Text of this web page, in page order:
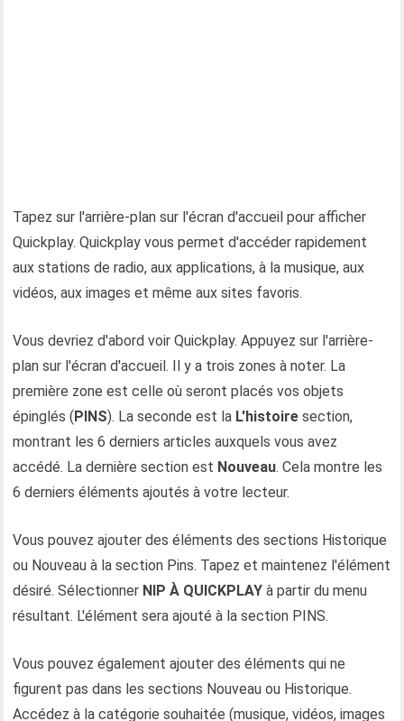
Tapez sur l'arrière-plan sur l'écran d'accueil pour afficher
Quickplay. Quickplay vous permet d'accéder rapidement
aux stations de radio, aux applications, à la musique, aux
vidéos, aux images et même aux sites favoris.
Vous devriez d'abord voir Quickplay. Appuyez sur l'arrière-
plan sur l'écran d'accueil. Il y a trois zones à noter. La
première zone est celle où seront placés vos objets
épinglés (PINS). La seconde est la L'histoire section,
montrant les 6 derniers articles auxquels vous avez
accédé. La dernière section est Nouveau. Cela montre les
6 derniers éléments ajoutés à votre lecteur.
Vous pouvez ajouter des éléments des sections Historique
ou Nouveau à la section Pins. Tapez et maintenez l'élément
désiré. Sélectionner NIP À QUICKPLAY à partir du menu
résultant. L'élément sera ajouté à la section PINS.
Vous pouvez également ajouter des éléments qui ne
figurent pas dans les sections Nouveau ou Historique.
Accédez à la catégorie souhaitée (musique, vidéos, images